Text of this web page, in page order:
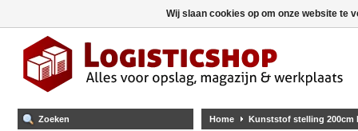
Zoeken Home Kunststof stelling 200cm
Wij slaan cookies op om onze website te